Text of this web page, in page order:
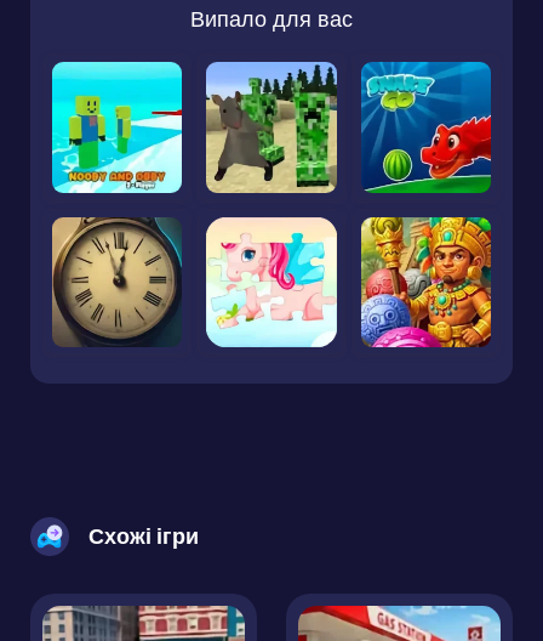
Випало для вас
Схожі ігри